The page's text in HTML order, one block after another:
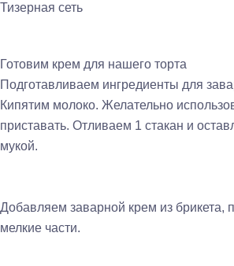
Тизерная сеть
Готовим крем для нашего торта
Подготавливаем ингредиенты для
Кипятим молоко. Желательно
приставать. Отливаем 1 стакан и
мукой.
Добавляем заварной крем из брикета,
мелкие части.